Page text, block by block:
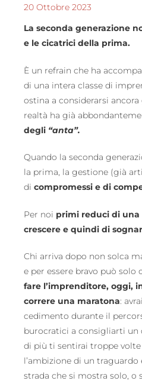
20 Ottobre 2023
La seconda generazione
e le cicatrici della prima.
È un refrain che ha
di una intera classe di
ostina a considerarsi
realtà ha già
degli “anta”.
Quando la seconda
la prima, la gestione (già
dicompromessi e di
Per noi primi reduci di una
crescere e quindi di
Chi arriva dopo non solca
e per essere bravo può solo
fare l’imprenditore, oggi,
correre una maratona:
cedimento durante il
burocratici a consigliarti un
di più ti sentirai troppe
l’ambizione di un traguardo
strada che si mostra solo, o